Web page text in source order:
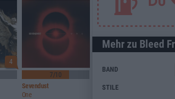
Mehr zu Bleed
BAND
STILE
4
7/10
Sevendust
One